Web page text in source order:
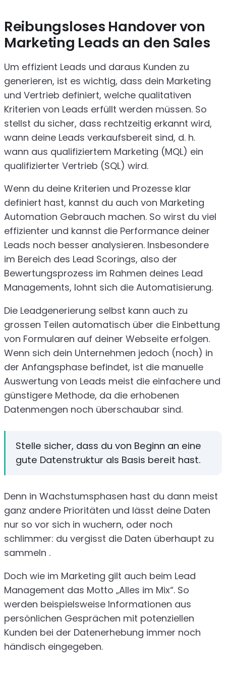
Reibungsloses Handover von
Marketing Leads an den Sales
Um effizient Leads und daraus Kunden zu
generieren, ist es wichtig, dass dein Marketing
und Vertrieb definiert, welche qualitativen
Kriterien von Leads erfüllt werden müssen. So
stellst du sicher, dass rechtzeitig erkannt wird,
wann deine Leads verkaufsbereit sind, d. h.
wann aus qualifiziertem Marketing (MQL) ein
qualifizierter Vertrieb (SQL) wird.
Wenn du deine Kriterien und Prozesse klar
definiert hast, kannst du auch von Marketing
Automation Gebrauch machen. So wirst du viel
effizienter und kannst die Performance deiner
Leads noch besser analysieren. Insbesondere
im Bereich des Lead Scorings, also der
Bewertungsprozess im Rahmen deines Lead
Managements, lohnt sich die Automatisierung.
Die Leadgenerierung selbst kann auch zu
grossen Teilen automatisch über die Einbettung
von Formularen auf deiner Webseite erfolgen.
Wenn sich dein Unternehmen jedoch (noch) in
der Anfangsphase befindet, ist die manuelle
Auswertung von Leads meist die einfachere und
günstigere Methode, da die erhobenen
Datenmengen noch überschaubar sind.
Stelle sicher, dass du von Beginn an eine
gute Datenstruktur als Basis bereit hast.
Denn in Wachstumsphasen hast du dann meist
ganz andere Prioritäten und lässt deine Daten
nur so vor sich in wuchern, oder noch
schlimmer: du vergisst die Daten überhaupt zu
sammeln .
Doch wie im Marketing gilt auch beim Lead
Management das Motto „Alles im Mix“. So
werden beispielsweise Informationen aus
persönlichen Gesprächen mit potenziellen
Kunden bei der Datenerhebung immer noch
händisch eingegeben.